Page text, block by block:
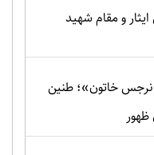
و مقام شهید
خاتون»؛ طنین
ظهور